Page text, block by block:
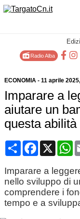
Radio Alba
ECONOMIA- 11 aprile 2025
Imparare a
aiutare un
questa abilità
CondividiFacebook
X
Imparare a
nello sviluppo di
comprendere i
tempo e a